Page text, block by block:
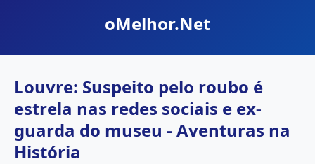
oMelhor.Net
Louvre: Suspeito pelo roubo é
estrela nas redes sociais e ex-
guarda do museu - Aventuras na
História